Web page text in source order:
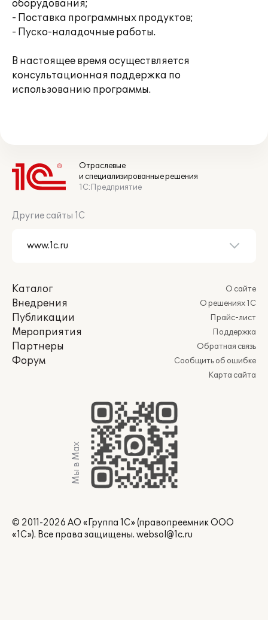
оборудования;
- Поставка программных продуктов;
- Пуско-наладочные работы.
В настоящее время осуществляется
консультационная поддержка по
использованию программы.
Отраслевые
и специализированные решения
1С:Предприятие
Другие сайты 1С
Каталог
Внедрения
Публикации
Мероприятия
Партнеры
Форум
О сайте
О решениях 1С
Прайс-лист
Поддержка
Обратная связь
Сообщить об ошибке
Карта сайта
Мы в Max
© 2011-2026 АО «Группа 1С» (правопреемник ООО
«1С»). Все права защищены. websol@1c.ru